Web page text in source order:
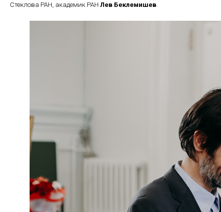
Стеклова РАН, академик РАН Лев Беклемишев